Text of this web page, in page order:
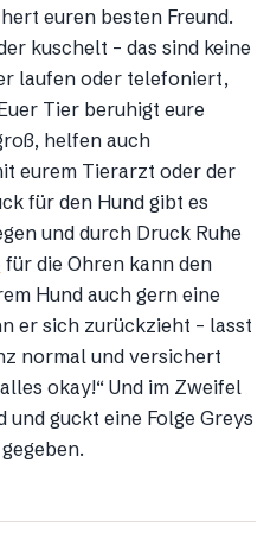
euren besten Freund.
kuschelt – das sind keine
laufen oder telefoniert,
Tier beruhigt eure
helfen auch
eurem Tierarzt oder der
für den Hund gibt es
und durch Druck Ruhe
für die Ohren kann den
Hund auch gern eine
er sich zurückzieht – lasst
normal und versichert
okay!“ Und im Zweifel
guckt eine Folge Greys